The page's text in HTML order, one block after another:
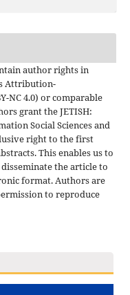
author rights in
Attribution-
NC 4.0) or comparable
grant the JETISH:
Social Sciences and
right to the first
This enables us to
the article to
format. Authors are
to reproduce